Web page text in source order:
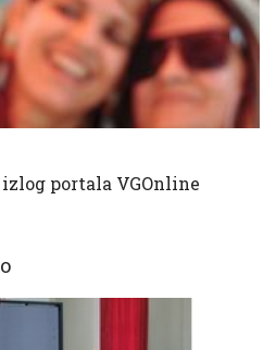
portala VGOnline